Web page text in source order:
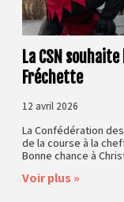
La CSN
Fréchette
12 avril 2026
La Confédération
de la course à la
Bonne chance à
Voir plus »